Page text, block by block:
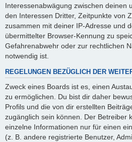
Interessenabwägung zwischen deinen
den Interessen Dritter, Zeitpunkte von
zusammen mit deiner IP-Adresse und
übermittelter Browser-Kennung zu
Gefahrenabwehr oder zur rechtlichen
notwendig ist.
REGELUNGEN BEZÜGLICH DER
Zweck eines Boards ist es, einen
zu ermöglichen. Du bist dir daher
Profils und die von dir erstellten
zugänglich sein können. Der Betreiber
einzelne Informationen nur für einen
(z. B. andere registrierte Benutzer,